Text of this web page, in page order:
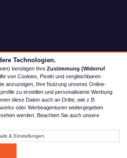
zzgl. Versand | *) Unverbindliche
**) Ehemaliger Verkaufspreis
Technologien.
benötigen Ihre Zustimmung (Widerruf
von Cookies, Pixeln und vergleichbaren
anzuzeigen, Ihre Nutzung unseres Online-
zu erstellen und personalisierte Werbung
diese Daten auch an Dritte, wie z.B.
oder Werbeagenturen weitergegeben
werden. Beachten Sie auch unsere
& Einstellungen